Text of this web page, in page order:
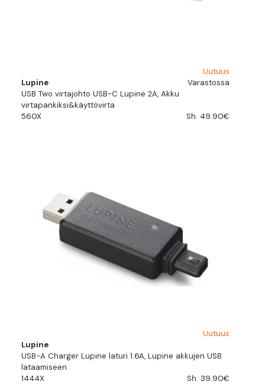
Uutuus
Lupine
Varastossa
USB Two virtajohto USB-C Lupine 2A, Akku
virtapankiksi&käyttövirta
560X
Sh. 49.90€
Uutuus
Lupine
USB-A Charger Lupine laturi 1.6A, Lupine akkujen USB
lataamiseen
1444X
Sh. 39.90€